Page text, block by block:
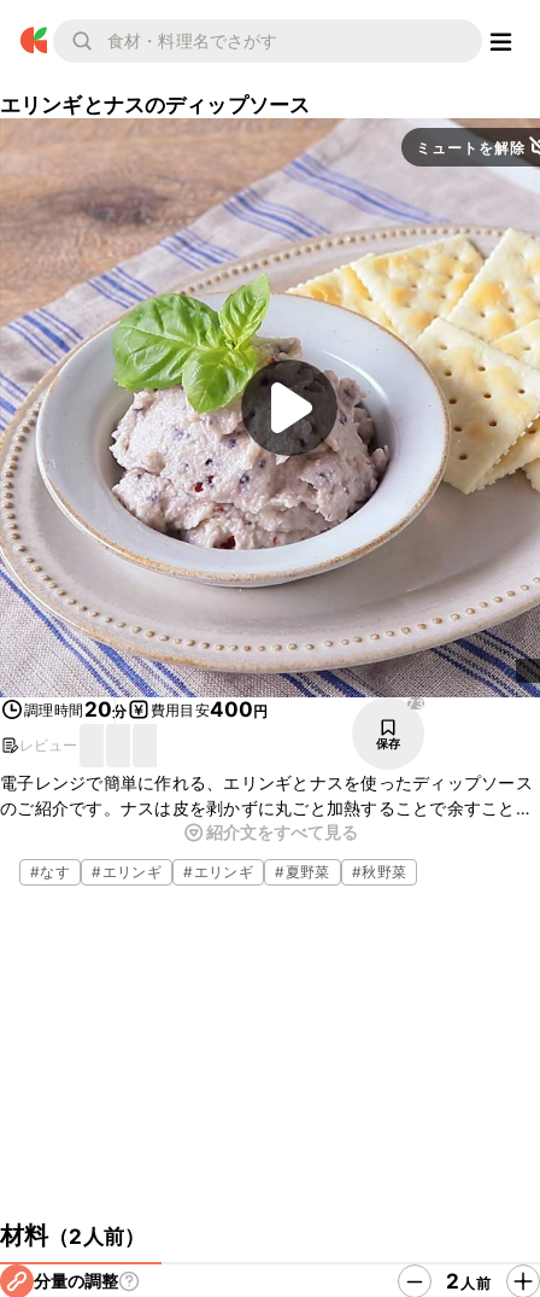
エリンギとナスのディップソース
ミュートを解除
調理時間 20分 費用目安400円
レビュー
73
保存
電子レンジで簡単に作れる、エリンギとナスを使ったディップソース
のご紹介です。ナスは皮を剥かずに丸ごと加熱することで余すことな
く味わえます。シンプルな調味料ですが、エリンギとナスの野菜の旨
味が感じられる一品ですよ。
紹介文をすべて見る
#なす #エリンギ #エリンギ #夏野菜 #秋野菜
材料（2人前）
分量の調整 2 人前